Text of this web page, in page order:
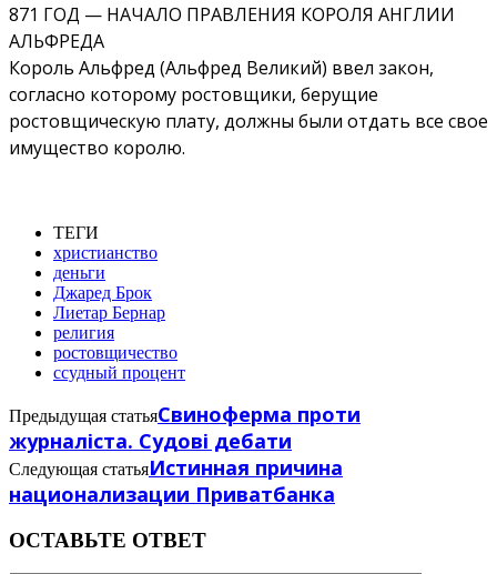
871 ГОД — НАЧАЛО ПРАВЛЕНИЯ КОРОЛЯ АНГЛИИ
АЛЬФРЕДА
Король Альфред (Альфред Великий) ввел закон,
согласно которому ростовщики, берущие
ростовщическую плату, должны были отдать все свое
имущество королю.
ТЕГИ
христианство
деньги
Джаред Брок
Лиетар Бернар
религия
ростовщичество
ссудный процент
Предыдущая статьяСвиноферма проти
журналіста. Судові дебати
Следующая статьяИстинная причина
национализации Приватбанка
ОСТАВЬТЕ ОТВЕТ